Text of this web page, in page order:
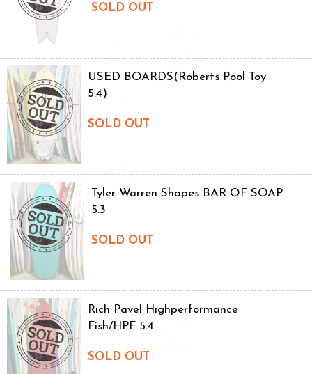
SOLD OUT
USED BOARDS(Roberts Pool Toy
5.4)
SOLD OUT
Tyler Warren Shapes BAR OF SOAP
5.3
SOLD OUT
Rich Pavel Highperformance
Fish/HPF 5.4
SOLD OUT